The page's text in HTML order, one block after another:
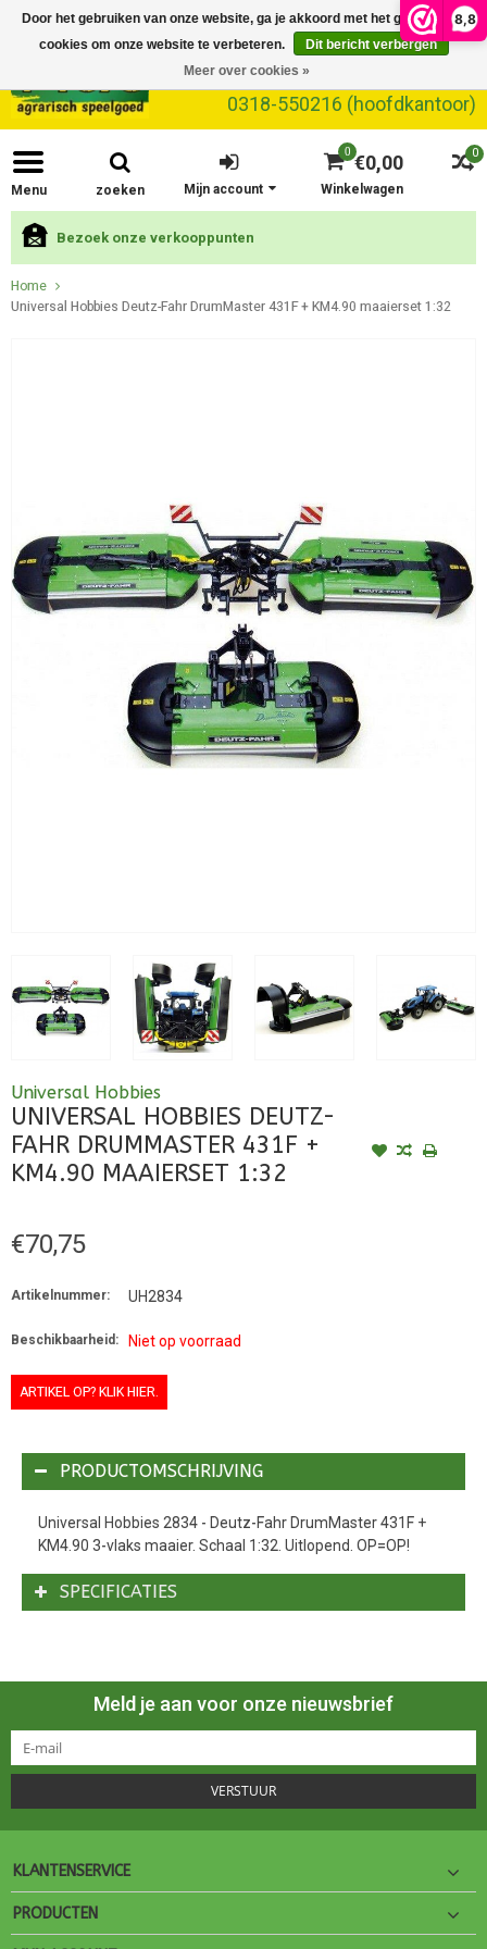
8,8
0318-550216 (hoofdkantoor)
Menu zoeken
0
0 €0,00
Winkelwagen
Mijn account
Bezoek onze verkooppunten
Home
Universal Hobbies Deutz-Fahr DrumMaster 431F + KM4.90 maaierset 1:32
Universal Hobbies
UNIVERSAL HOBBIES DEUTZ-
FAHR DRUMMASTER 431F +
KM4.90 MAAIERSET 1:32
€70,75
Artikelnummer: UH2834
Beschikbaarheid: Niet op voorraad
ARTIKEL OP? KLIK HIER.
PRODUCTOMSCHRIJVING
Universal Hobbies 2834 - Deutz-Fahr DrumMaster 431F +
KM4.90 3-vlaks maaier. Schaal 1:32. Uitlopend. OP=OP!
SPECIFICATIES
Meld je aan voor onze nieuwsbrief
VERSTUUR
KLANTENSERVICE
PRODUCTEN
Door het gebruiken van onze website, ga je akkoord met het gebruik van
cookies om onze website te verbeteren.
Dit bericht verbergen
Meer over cookies »